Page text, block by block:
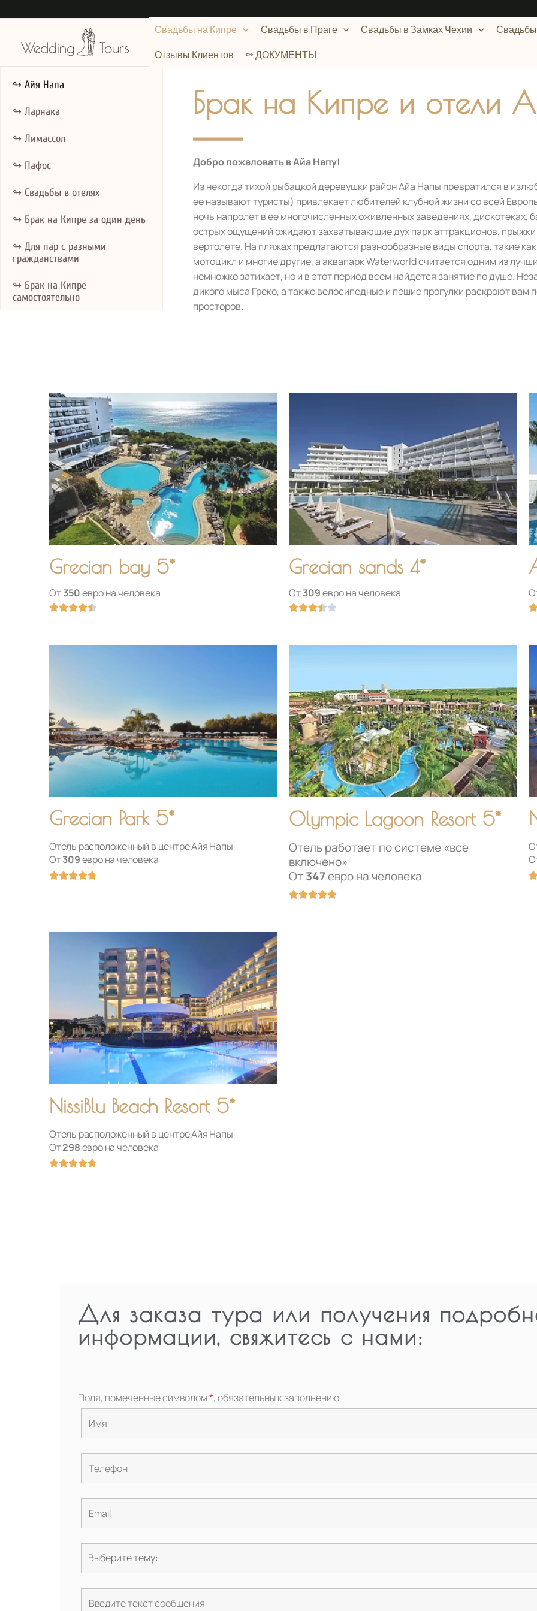
к
Свадьбы на Кипре Свадьбы в Праге Свадьбы в Замках Чехии​
Свадьбы
Отзывы Клиентов
✑ ДОКУМЕНТЫ
↬ Айя Напа
↬ Ларнака
↬ Лимассол
↬ Пафос
↬ Свадьбы в отелях
↬ Брак на Кипре за один день
↬ Для пар с разными
гражданствами
↬ Брак на Кипре
самостоятельно
Брак на Кипре и отели
Добро пожаловать в Айа Напу!
Из некогда тихой рыбацкой деревушки район Айа Напы превратился в
ее называют туристы) привлекает любителей клубной жизни со всей
ночь напролет в ее многочисленных оживленных заведениях, дискотеках,
острых ощущений ожидают захватывающие дух парк аттракционов, прыжки
вертолете. На пляжах предлагаются разнообразные виды спорта, такие
мотоцикл и многие другие, а аквапарк Waterworld считается одним из
немножко затихает, но и в этот период всем найдется занятие по душе.
дикого мыса Греко, а также велосипедные и пешие прогулки раскроют вам
просторов.
Grecian bay 5*
От350евро на человека

Grecian sands 4*
От309евро на человека
Оценка
Grecian Park 5*
Отель расположенный в центре Айя Напы
От309евро на человека

Olympic Lagoon Resort 5*
Отель работает по системе «все
включено»
От 347евро на человека
Оценка
NissiBlu Beach Resort 5*
Отель расположенный в центре Айя Напы
От298евро на человека

Для заказа тура или получения
информации, свяжитесь с нами:
Поля, помеченные символом*, обязательны к заполнению